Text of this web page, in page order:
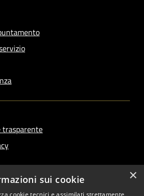
×
sui cookie
cookie tecnici e assimilati strettamente